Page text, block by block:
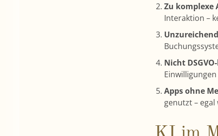
Zu komplexe
Interaktion –
Nicht
Apps ohne
genutzt –